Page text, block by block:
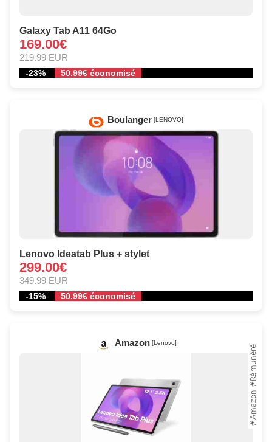
Galaxy Tab A11 64Go
169.00€
219.99 EUR
-23% 50.99€ économisé
Boulanger [LENOVO]
Lenovo Ideatab Plus + stylet
299.00€
349.99 EUR
-15% 50.99€ économisé
Amazon [Lenovo]